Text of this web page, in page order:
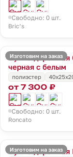
Свободно: 0 шт.
Bric’s
Изготовим на заказ
Сумка дорожная
черная с белым
полиэстер
от 7 300 ₽
Свободно: 0 шт.
Roncato
Изготовим на заказ
Сумка дорожная